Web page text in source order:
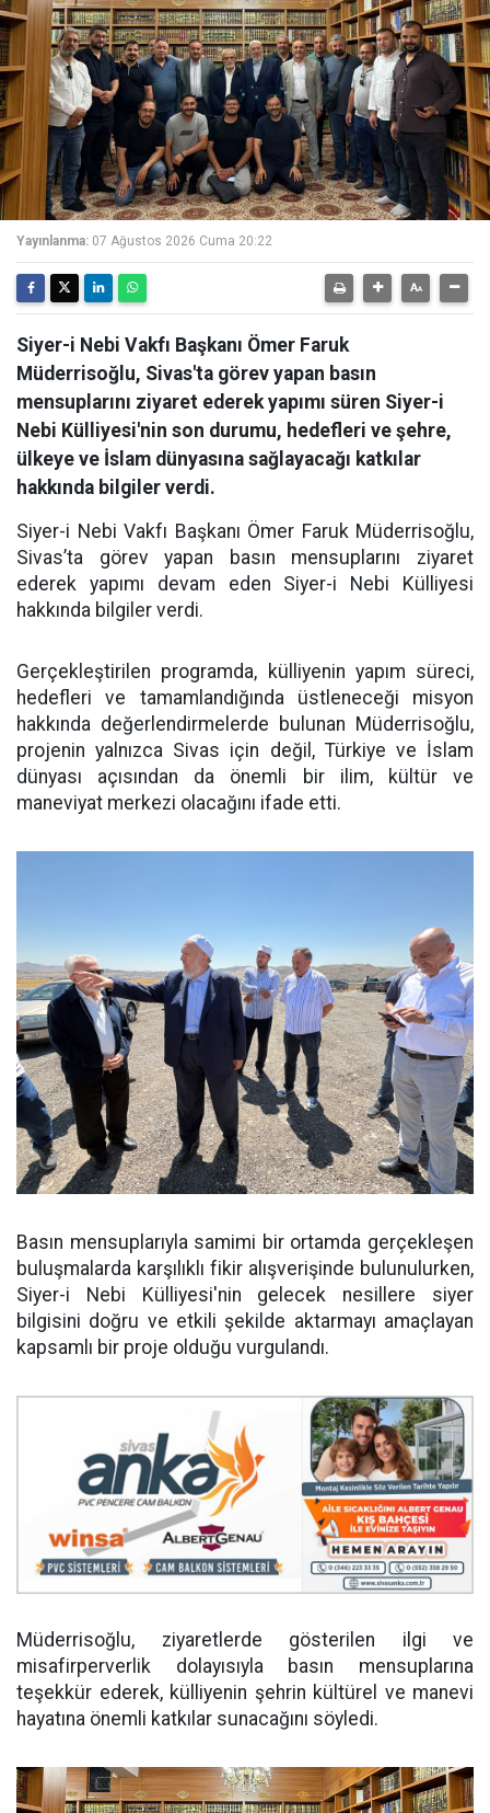
Yayınlanma: 07 Ağustos 2026 Cuma 20:22
Siyer-i Nebi Vakfı Başkanı Ömer Faruk
Müderrisoğlu, Sivas'ta görev yapan basın
mensuplarını ziyaret ederek yapımı süren Siyer-i
Nebi Külliyesi'nin son durumu, hedefleri ve şehre,
ülkeye ve İslam dünyasına sağlayacağı katkılar
hakkında bilgiler verdi.
Siyer-i Nebi Vakfı Başkanı Ömer Faruk Müderrisoğlu,
Sivas’ta görev yapan basın mensuplarını ziyaret
ederek yapımı devam eden Siyer-i Nebi Külliyesi
hakkında bilgiler verdi.
Gerçekleştirilen programda, külliyenin yapım süreci,
hedefleri ve tamamlandığında üstleneceği misyon
hakkında değerlendirmelerde bulunan Müderrisoğlu,
projenin yalnızca Sivas için değil, Türkiye ve İslam
dünyası açısından da önemli bir ilim, kültür ve
maneviyat merkezi olacağını ifade etti.
Basın mensuplarıyla samimi bir ortamda gerçekleşen
buluşmalarda karşılıklı fikir alışverişinde bulunulurken,
Siyer-i Nebi Külliyesi'nin gelecek nesillere siyer
bilgisini doğru ve etkili şekilde aktarmayı amaçlayan
kapsamlı bir proje olduğu vurgulandı.
Müderrisoğlu, ziyaretlerde gösterilen ilgi ve
misafirperverlik dolayısıyla basın mensuplarına
teşekkür ederek, külliyenin şehrin kültürel ve manevi
hayatına önemli katkılar sunacağını söyledi.